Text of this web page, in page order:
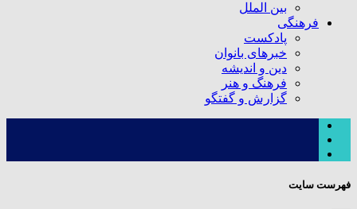
بین الملل
فرهنگی
پادکست
خبرهای بانوان
دین و اندیشه
فرهنگ و هنر
گزارش و گفتگو
فهرست سایت